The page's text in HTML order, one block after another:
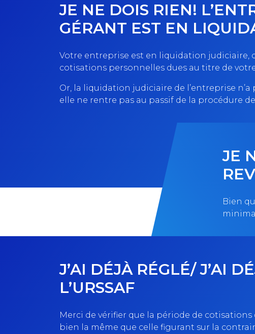
JE NE DOIS RIEN!
GÉRANT EST EN
Votre entreprise est en liquidation judiciaire,
cotisations personnelles dues au titre de
Or, la liquidation judiciaire de l’entreprise
elle ne rentre pas au passif de la procédure
JE
Bien
J’AI DÉJÀ RÉGLÉ/ J’AI
L’URSSAF
Merci de vérifier que la période de
bien la même que celle figurant sur la